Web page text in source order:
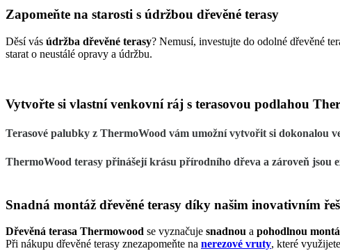
Zapomeňte na starosti s údržbou dřevěné terasy
Děsí vás údržba dřevěné terasy? Nemusí, investujte do odolné dřevěné
starat o neustálé opravy a údržbu.
Vytvořte si vlastní venkovní ráj s terasovou podlahou
Terasové palubky z ThermoWood vám umožní vytvořit si dokonalou
ThermoWood terasy přinášejí krásu přírodního dřeva a zároveň jsou
Snadná montáž dřevěné terasy díky našim inovativním
Dřevěná terasa Thermowood se vyznačuje snadnou a pohodlnou
Při nákupu dřevěné terasy znezapomeňte na nerezové vruty, které